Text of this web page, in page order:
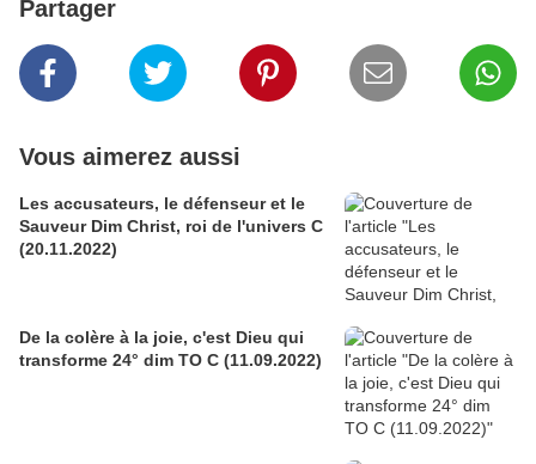
Partager
Vous aimerez aussi
Les accusateurs, le défenseur et le
Sauveur Dim Christ, roi de l'univers C
(20.11.2022)
De la colère à la joie, c'est Dieu qui
transforme 24° dim TO C (11.09.2022)